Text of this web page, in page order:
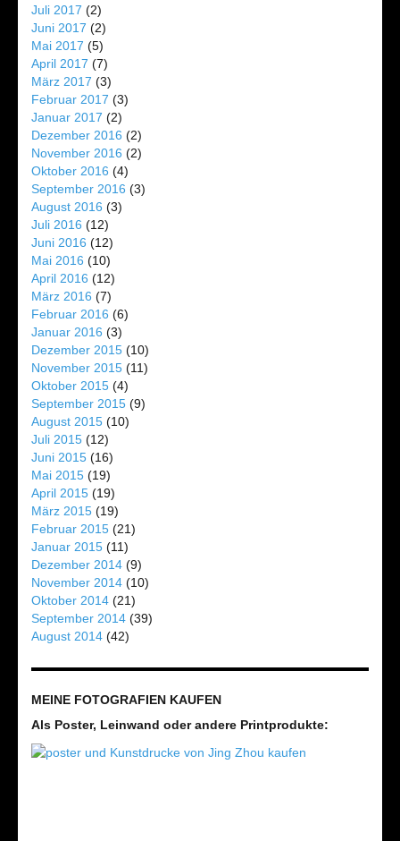
Juli 2017 (2)
Juni 2017 (2)
Mai 2017 (5)
April 2017 (7)
März 2017 (3)
Februar 2017 (3)
Januar 2017 (2)
Dezember 2016 (2)
November 2016 (2)
Oktober 2016 (4)
September 2016 (3)
August 2016 (3)
Juli 2016 (12)
Juni 2016 (12)
Mai 2016 (10)
April 2016 (12)
März 2016 (7)
Februar 2016 (6)
Januar 2016 (3)
Dezember 2015 (10)
November 2015 (11)
Oktober 2015 (4)
September 2015 (9)
August 2015 (10)
Juli 2015 (12)
Juni 2015 (16)
Mai 2015 (19)
April 2015 (19)
März 2015 (19)
Februar 2015 (21)
Januar 2015 (11)
Dezember 2014 (9)
November 2014 (10)
Oktober 2014 (21)
September 2014 (39)
August 2014 (42)
MEINE FOTOGRAFIEN KAUFEN
Als Poster, Leinwand oder andere Printprodukte: